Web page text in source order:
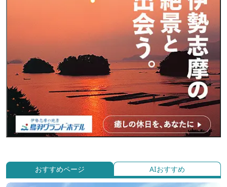
おすすめページ AIおすすめ